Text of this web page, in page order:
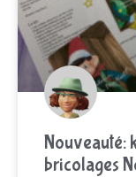
Nouveauté:
bricolages